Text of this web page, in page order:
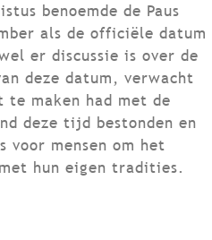
benoemde de Paus
als de officiële datum
er discussie is over de
deze datum, verwacht
maken had met de
deze tijd bestonden en
voor mensen om het
hun eigen tradities.